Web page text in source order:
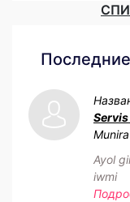
Munira
Ayol
iwmi